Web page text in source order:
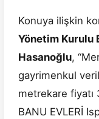
Konuya ilişkin
Yönetim Kurulu
Hasanoğlu,
gayrimenkul
metrekare
BANU EVLERİ